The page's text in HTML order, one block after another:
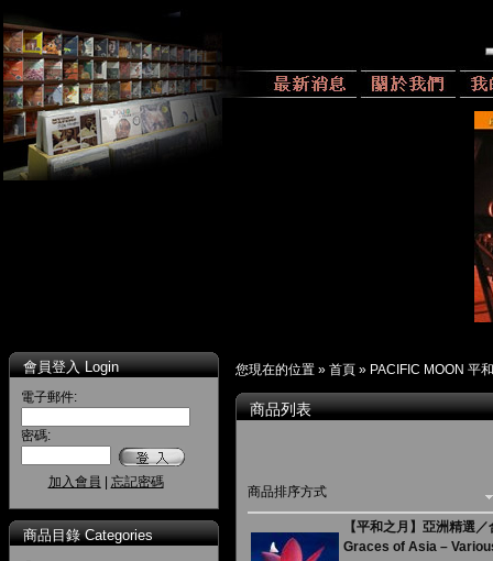
會員登入 Login
電子郵件:
密碼:
加入會員 忘記密碼
商品目錄 Categories
您現在的位置 » 首頁 » PACIFIC MOON 平
商品列表
商品排序方式
【平和之月】亞洲精選／
Graces of Asia –